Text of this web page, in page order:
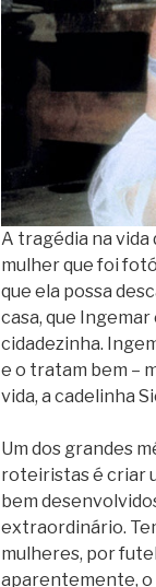
A tragédia na vida
mulher que foi
que ela possa
casa, que
cidadezinha.
e o tratam bem –
vida, a cadelinha
Um dos grandes
roteiristas é criar
bem
extraordinário.
mulheres, por
aparentemente, o